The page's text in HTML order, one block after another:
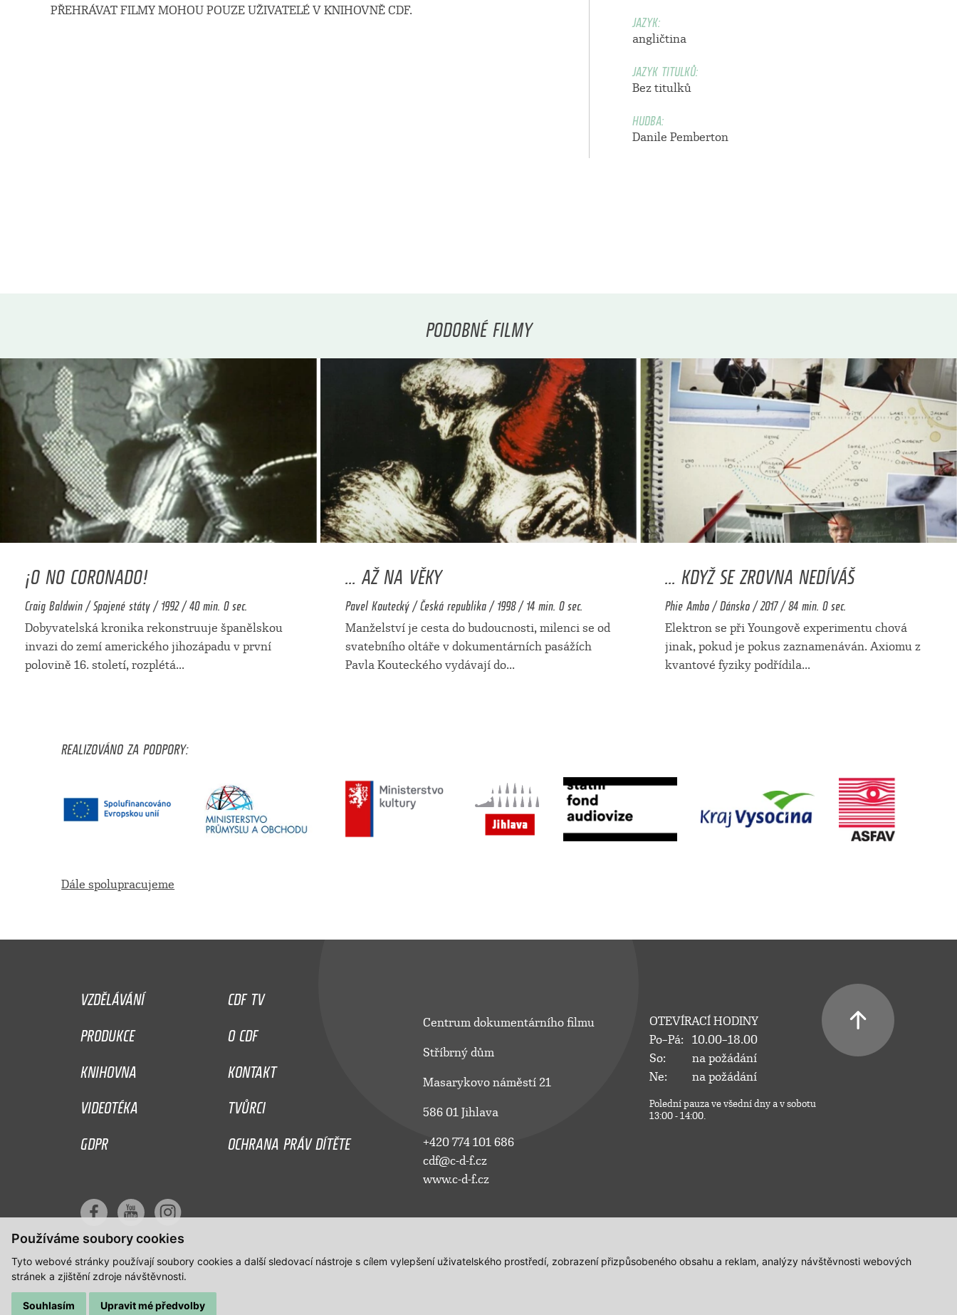
Používáme soubory cookies
Tyto webové stránky používají soubory cookies a další sledovací nástroje s cílem vylepšení uživatelského prostředí, zobrazení přizpůsobeného obsahu a reklam, analýzy návštěvnosti webových
stránek a zjištění zdroje návštěvnosti.
Souhlasím Upravit mé předvolby
JAZYK:
angličtina
JAZYK TITULKŮ:
Bez titulků
HUDBA:
Danile Pemberton
PŘEHRÁVAT FILMY MOHOU POUZE UŽIVATELÉ V KNIHOVNĚ CDF.
PODOBNÉ FILMY
¡O NO CORONADO!
Craig Baldwin / Spojené státy / 1992 / 40 min. 0 sec.
Dobyvatelská kronika rekonstruuje španělskou
invazi do zemí amerického jihozápadu v první
polovině 16. století, rozplétá...
... AŽ NA VĚKY
Pavel Koutecký / Česká republika / 1998 / 14 min. 0 sec.
Manželství je cesta do budoucnosti, milenci se od
svatebního oltáře v dokumentárních pasážích
Pavla Kouteckého vydávají do...
... KDYŽ SE ZROVNA NEDÍVÁŠ
Phie Ambo / Dánsko / 2017 / 84 min. 0 sec.
Elektron se při Youngově experimentu chová
jinak, pokud je pokus zaznamenáván. Axiomu z
kvantové fyziky podřídila...
REALIZOVÁNO ZA PODPORY:
Dále spolupracujeme
VZDĚLÁVÁNÍ
CDF TV
PRODUKCE
O CDF
KNIHOVNA
KONTAKT
VIDEOTÉKA
TVŮRCI
GDPR
OCHRANA PRÁV DÍTĚTE
Centrum dokumentárního filmu
Stříbrný dům
Masarykovo náměstí 21
586 01 Jihlava
+420 774 101 686
cdf@c-d-f.cz
www.c-d-f.cz
OTEVÍRACÍ HODINY
Po–Pá:
10.00–18.00
So:
na požádání
Ne:
na požádání
Polední pauza ve všední dny a v sobotu
13:00 - 14:00.